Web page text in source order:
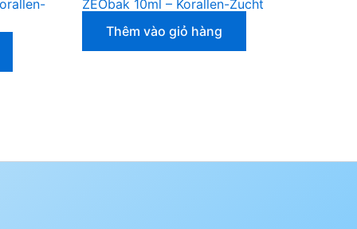
ZEObak 10ml – Korallen-Zucht
Thêm vào giỏ hàng